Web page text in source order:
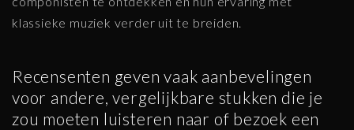
klassieke muziek verder uit te breiden.
Recensenten geven vaak aanbevelingen
voor andere, vergelijkbare stukken die je
zou moeten luisteren naar of bezoek een